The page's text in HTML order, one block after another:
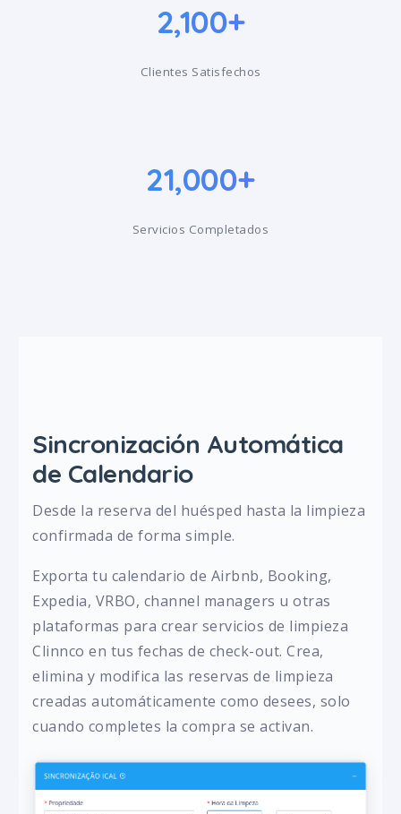
2,100+
Clientes Satisfechos
21,000+
Servicios Completados
Sincronización Automática
de Calendario
Desde la reserva del huésped hasta la limpieza
confirmada de forma simple.
Exporta tu calendario de Airbnb, Booking,
Expedia, VRBO, channel managers u otras
plataformas para crear servicios de limpieza
Clinnco en tus fechas de check-out. Crea,
elimina y modifica las reservas de limpieza
creadas automáticamente como desees, solo
cuando completes la compra se activan.